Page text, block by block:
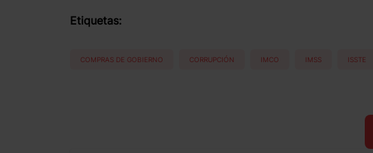
Etiquetas:
COMPRAS DE GOBIERNO CORRUPCIÓN IMCO IMSS ISSTE